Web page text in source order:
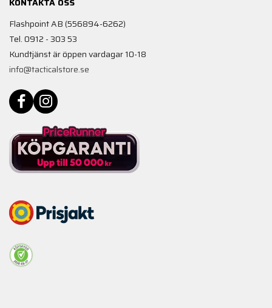
Flashpoint AB (556894-6262)
Tel. 0912 - 303 53
Kundtjänst är öppen vardagar 10-18
info@tacticalstore.se